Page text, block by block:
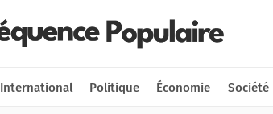
International Politique Économie Société
Nous soutenir